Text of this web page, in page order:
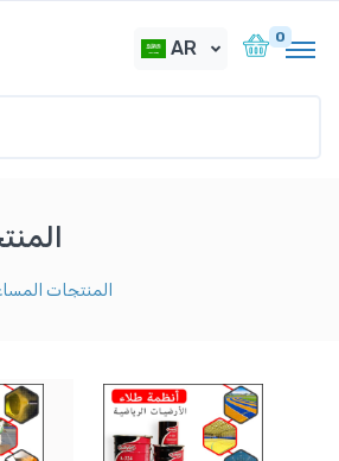
AR 0
المنتجات